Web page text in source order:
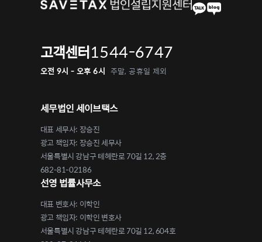
고객센터1544-6747
오전 9시 - 오후 6시 주말, 공휴일 제외
세무법인 세이브택스
대표 세무사: 장승진
광고 책임자: 장승진 세무사
서울특별시 강남구 테헤란로 70길 12, 2층
682-81-02186
선영 법률사무소
대표 변호사: 이학인
광고 책임자: 이학인 변호사
서울특별시 강남구 테헤란로 70길 12, 604호